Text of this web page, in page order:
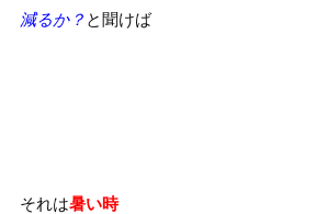
減るか？ と聞けば
それは暑い時